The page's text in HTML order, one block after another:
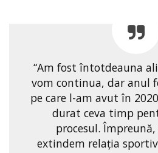
“Am fost întotdeauna
vom continua, dar anul
pe care l-am avut în
durat ceva timp
procesul.
extindem relația